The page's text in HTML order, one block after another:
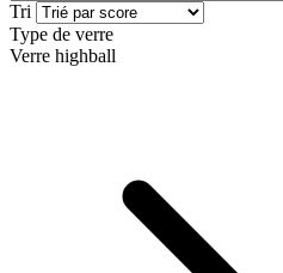
Tri
Type de verre
Verre highball